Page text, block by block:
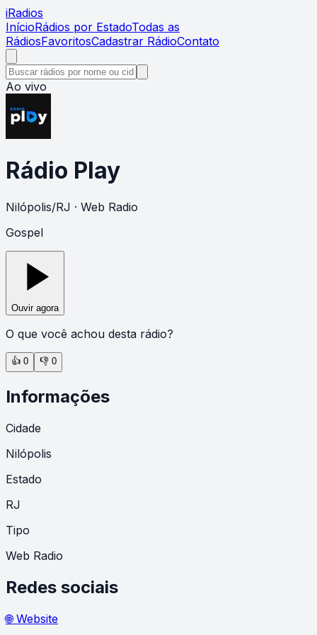
iRadios
InícioRádios por EstadoTodas as
RádiosFavoritosCadastrar RádioContato
Ao vivo
Rádio Play
Nilópolis/RJ · Web Radio
Gospel
Ouvir agora
O que você achou desta rádio?
👍 0 👎 0
Informações
Cidade
Nilópolis
Estado
RJ
Tipo
Web Radio
Redes sociais
🌐 Website